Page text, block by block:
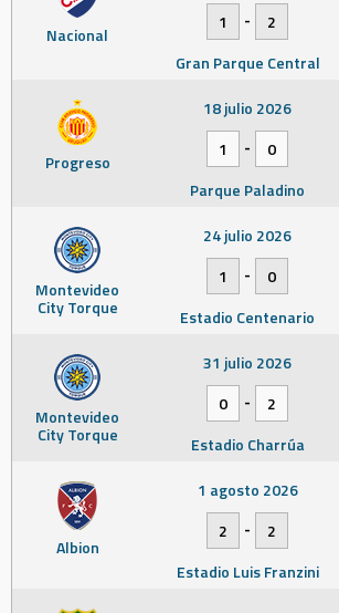
Nacional
1
-
2
Gran Parque Central
Progreso
18 julio 2026
1
-
0
Parque Paladino
Montevideo
City Torque
24 julio 2026
1
-
0
Estadio Centenario
Montevideo
City Torque
31 julio 2026
0
-
2
Estadio Charrúa
Albion
1 agosto 2026
2
-
2
Estadio Luis Franzini